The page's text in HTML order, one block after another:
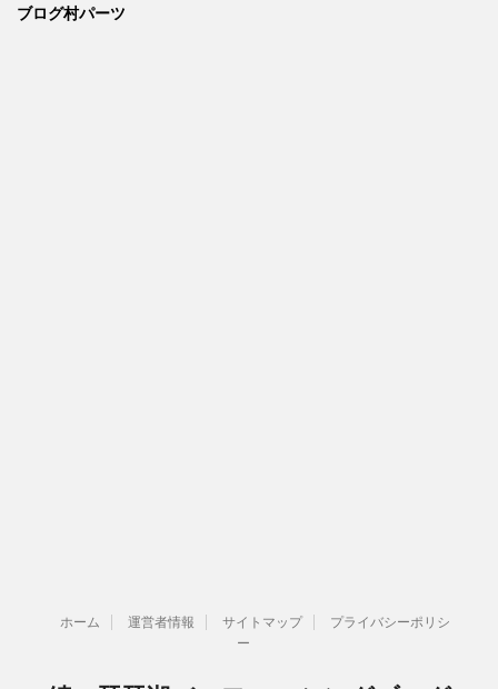
ブログ村パーツ
ホーム 運営者情報 サイトマップ
プライバシーポリシ
ー